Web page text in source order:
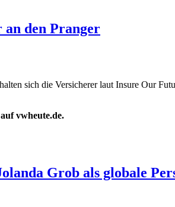
den Pranger
sich die Versicherer laut Insure Our
vwheute.de.
Grob als globale